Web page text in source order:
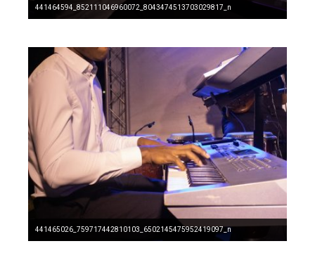
441464594_852111046960072_8043474513703029817_n
441465026_759717442810103_6502145475952419097_n